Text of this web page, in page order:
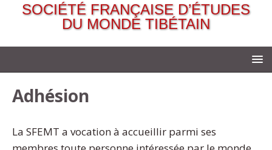
SOCIÉTÉ FRANÇAISE D’ÉTUDES
DU MONDE TIBÉTAIN
Adhésion
La SFEMT a vocation à accueillir parmi ses